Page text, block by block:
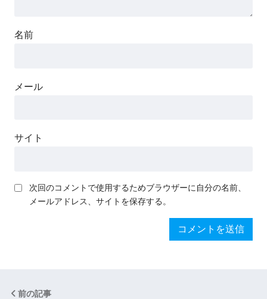
名前
メール
サイト
次回のコメントで使用するためブラウザーに自分の名前、
メールアドレス、サイトを保存する。
前の記事